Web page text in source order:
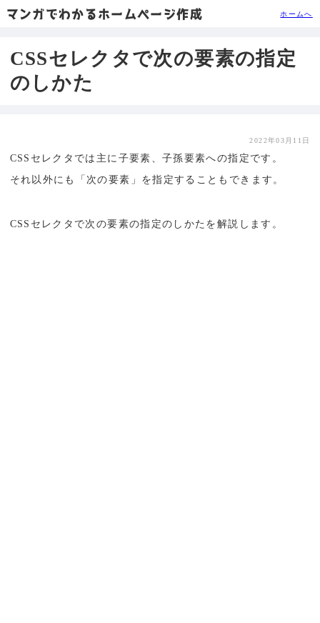
マンガでわかるホームページ作成 ホームへ
CSSセレクタで次の要素の指定
のしかた
2022年03月11日
CSSセレクタでは主に子要素、子孫要素への指定です。
それ以外にも「次の要素」を指定することもできます。
CSSセレクタで次の要素の指定のしかたを解説します。